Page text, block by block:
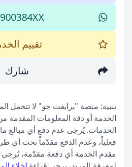
تقييم
شارك
تنبيه: منصة "برايفت جو" لا تتحمل
الخدمة أو دقة المعلومات المقدمة
الخدمات. يُرجى عدم دفع أي مبالغ
فعلياً، وعدم الدفع مقدّماً تحت
مقدم الخدمة أي دفعة مقدّمة، يُرجى